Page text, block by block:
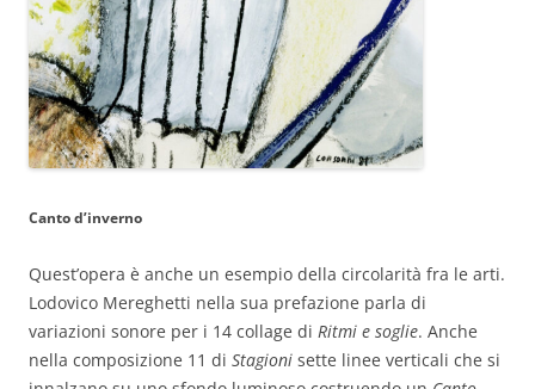
Canto d’inverno
Quest’opera è anche un esempio della circolarità fra le arti.
Lodovico Mereghetti nella sua prefazione parla di
variazioni sonore per i 14 collage di Ritmi e soglie. Anche
nella composizione 11 di Stagioni sette linee verticali che si